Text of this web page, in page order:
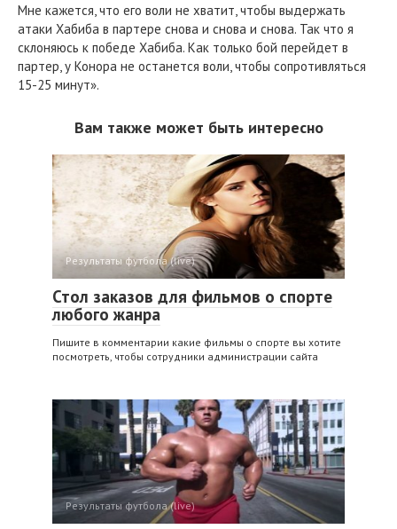
Мне кажется, что его воли не хватит, чтобы выдержать
атаки Хабиба в партере снова и снова и снова. Так что я
склоняюсь к победе Хабиба. Как только бой перейдет в
партер, у Конора не останется воли, чтобы сопротивляться
15-25 минут».
Вам также может быть интересно
Результаты футбола (live)
Стол заказов для фильмов о спорте
любого жанра
Пишите в комментарии какие фильмы о спорте вы хотите
посмотреть, чтобы сотрудники администрации сайта
Результаты футбола (live)